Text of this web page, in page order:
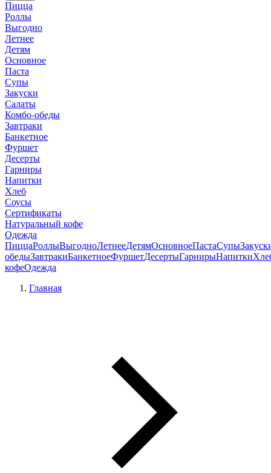
Пицца
Роллы
Выгодно
Летнее
Детям
Основное
Паста
Супы
Закуски
Салаты
Комбо-обеды
Завтраки
Банкетное
Фуршет
Десерты
Гарниры
Напитки
Хлеб
Соусы
Сертификаты
Натуральный кофе
Одежда
ПиццаРоллыВыгодноЛетнееДетямОсновноеПастаСупы
обедыЗавтракиБанкетноеФуршетДесертыГарнирыНапитки
кофеОдежда
Главная